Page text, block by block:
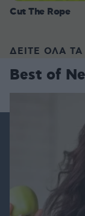
Cut The Rope
ΔΕΙΤΕ ΟΛΑ ΤΑ
Best of